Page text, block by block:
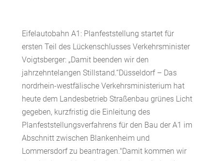
Eifelautobahn A1: Planfeststellung startet für
ersten Teil des Lückenschlusses Verkehrsminister
Voigtsberger: „Damit beenden wir den
jahrzehntelangen Stillstand.“Düsseldorf – Das
nordrhein-westfälische Verkehrsministerium hat
heute dem Landesbetrieb Straßenbau grünes Licht
gegeben, kurzfristig die Einleitung des
Planfeststellungsverfahrens für den Bau der A1 im
Abschnitt zwischen Blankenheim und
Lommersdorf zu beantragen."Damit kommen wir